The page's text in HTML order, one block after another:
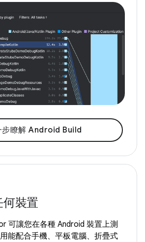
步瞭解 Android Build
裝置
可讓您在各種 Android 裝置上測
能配合手機、平板電腦、折疊式